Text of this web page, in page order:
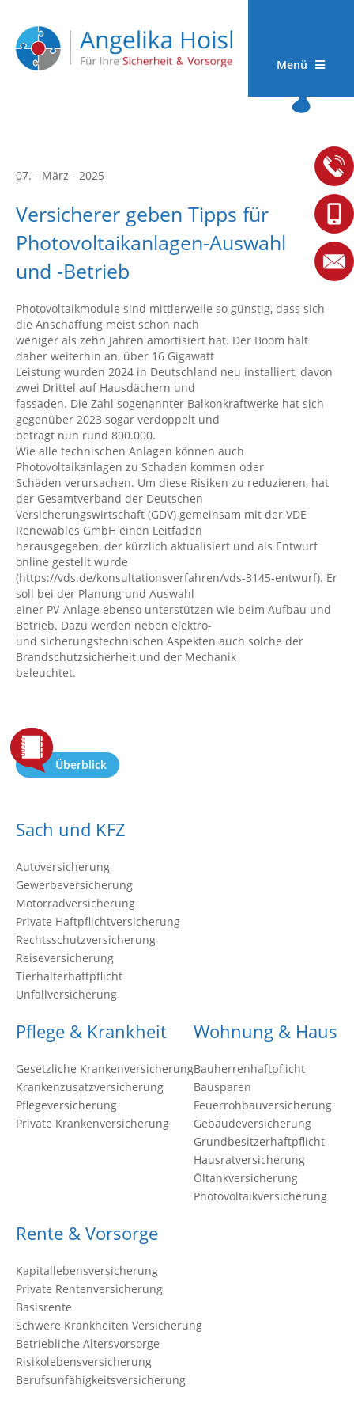
Menü
07. - März - 2025
Versicherer geben Tipps für
Photovoltaikanlagen-Auswahl
und -Betrieb
Photovoltaikmodule sind mittlerweile so günstig, dass sich
die Anschaffung meist schon nach
weniger als zehn Jahren amortisiert hat. Der Boom hält
daher weiterhin an, über 16 Gigawatt
Leistung wurden 2024 in Deutschland neu installiert, davon
zwei Drittel auf Hausdächern und
fassaden. Die Zahl sogenannter Balkonkraftwerke hat sich
gegenüber 2023 sogar verdoppelt und
beträgt nun rund 800.000.
Wie alle technischen Anlagen können auch
Photovoltaikanlagen zu Schaden kommen oder
Schäden verursachen. Um diese Risiken zu reduzieren, hat
der Gesamtverband der Deutschen
Versicherungswirtschaft (GDV) gemeinsam mit der VDE
Renewables GmbH einen Leitfaden
herausgegeben, der kürzlich aktualisiert und als Entwurf
online gestellt wurde
(https://vds.de/konsultationsverfahren/vds-3145-entwurf). Er
soll bei der Planung und Auswahl
einer PV-Anlage ebenso unterstützen wie beim Aufbau und
Betrieb. Dazu werden neben elektro-
und sicherungstechnischen Aspekten auch solche der
Brandschutzsicherheit und der Mechanik
beleuchtet.
Überblick
Sach und KFZ
Autoversicherung
Gewerbeversicherung
Motorradversicherung
Private Haftpflichtversicherung
Rechtsschutzversicherung
Reiseversicherung
Tierhalterhaftpflicht
Unfallversicherung
Pflege & Krankheit
Gesetzliche Krankenversicherung
Krankenzusatzversicherung
Pflegeversicherung
Private Krankenversicherung
Wohnung & Haus
Bauherrenhaftpflicht
Bausparen
Feuerrohbauversicherung
Gebäudeversicherung
Grundbesitzerhaftpflicht
Hausratversicherung
Öltankversicherung
Photovoltaikversicherung
Rente & Vorsorge
Kapitallebensversicherung
Private Rentenversicherung
Basisrente
Schwere Krankheiten Versicherung
Betriebliche Altersvorsorge
Risikolebensversicherung
Berufsunfähigkeitsversicherung